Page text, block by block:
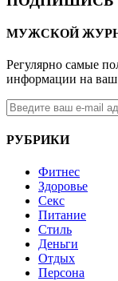
МУЖСКОЙ
Регулярно самые
информации на
РУБРИКИ
Фитнес
Здоровье
Секс
Питание
Стиль
Деньги
Отдых
Персона